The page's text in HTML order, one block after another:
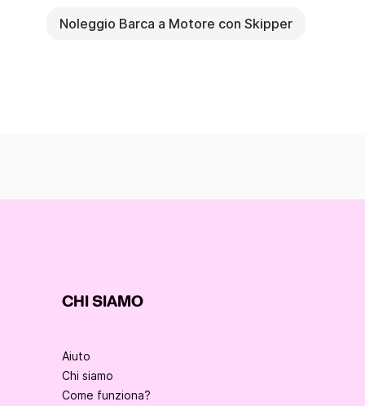
Noleggio Barca a Motore con Skipper
CHI SIAMO
Aiuto
Chi siamo
Come funziona?